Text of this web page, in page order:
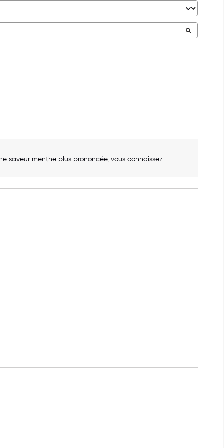
saveur menthe plus prononcée, vous connaissez